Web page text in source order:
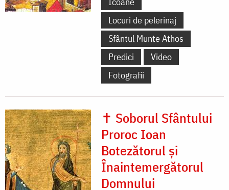
Locuri de pelerinaj
Sfântul Munte Athos
Predici
Video
Fotografii
✝ Soborul Sfântului
Proroc Ioan
Botezătorul și
Înaintemergătorul
Domnului